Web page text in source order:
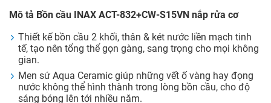
Mô tả Bồn cầu INAX ACT-832+CW-S15VN nắp rửa cơ
Thiết kế bồn cầu 2 khối, thân & két nước liền mạch tinh
tế, tạo nên tổng thể gọn gàng, sang trọng cho mọi không
gian.
Men sứ Aqua Ceramic giúp những vết ố vàng hay đọng
nước không thể hình thành trong lòng bồn cầu, cho độ
sáng bóng lên tới nhiều năm.